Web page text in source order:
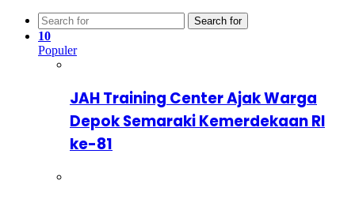
Search for
10
Populer
JAH Training Center Ajak Warga
Depok Semaraki Kemerdekaan RI
ke-81